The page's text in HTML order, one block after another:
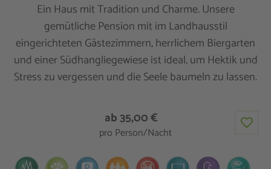
Ein Haus mit Tradition und Charme. Unsere
gemütliche Pension mit im Landhausstil
eingerichteten Gästezimmern, herrlichem Biergarten
und einer Südhangliegewiese ist ideal, um Hektik und
Stress zu vergessen und die Seele baumeln zu lassen.
ab 35,00 €
pro Person/Nacht